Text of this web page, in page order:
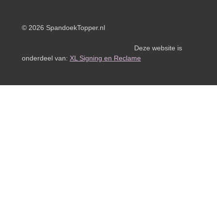
© 2026 SpandoekTopper.nl
Deze website is
onderdeel van: XL Signing en Reclame